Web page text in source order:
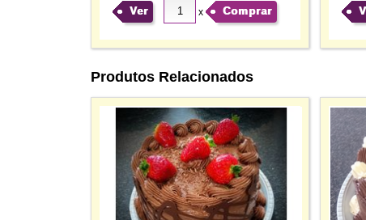
Ver x Comprar
Produtos Relacionados